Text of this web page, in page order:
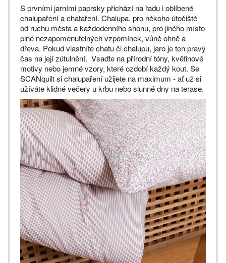
S prvními jarními paprsky přichází na řadu i oblíbené
chalupaření a chataření. Chalupa, pro někoho útočiště
od ruchu města a každodenního shonu, pro jiného místo
plné nezapomenutelných vzpomínek, vůně ohně a
dřeva. Pokud vlastníte chatu či chalupu, jaro je ten pravý
čas na její zútulnění. Vsaďte na přírodní tóny, květinové
motivy nebo jemné vzory, které ozdobí každý kout. Se
SCANquilt si chalupaření užijete na maximum - ať už si
užíváte klidné večery u krbu nebo slunné dny na terase.